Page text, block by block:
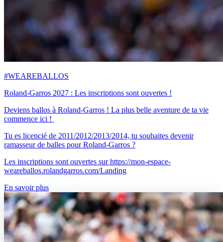
#WEAREBALLOS
Roland-Garros 2027 : Les inscriptions sont ouvertes !
Deviens ballos à Roland-Garros ! La plus belle aventure de ta vie
commence ici !
Tu es licencié de 2011/2012/2013/2014, tu souhaites devenir
ramasseur de balles pour Roland-Garros ?
Les inscriptions sont ouvertes surhttps://mon-espace-
weareballos.rolandgarros.com/Landing
En savoir plus